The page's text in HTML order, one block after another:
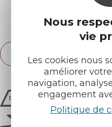
Nous
vie
Les cookies nous
améliorer
navigation,
engagement
Politique de
Espace pro
Français
English